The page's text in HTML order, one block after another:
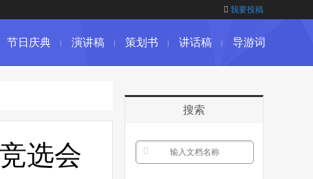
我要投稿
节日庆典 演讲稿 策划书 讲话稿 导游词
选会
搜索